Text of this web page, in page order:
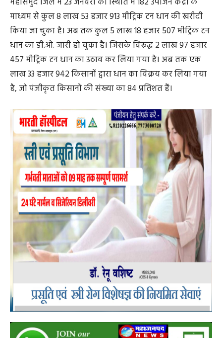
उल्लेखनीय है कि खरीफ विपणन वर्ष 2025-26 में राज्य शासन के
मंशानुरूप जिले में धान खरीदी का कार्य सुचारू रूप से जारी है।
महासमुंद जिले में 23 जनवरी की स्थिति में 182 उपार्जन केंद्रों के
माध्यम से कुल 8 लाख 53 हजार 913 मीट्रिक टन धान की खरीदी
किया जा चुका है। अब तक कुल 5 लाख 18 हजार 507 मीट्रिक टन
धान का डी.ओ. जारी हो चुका है। जिसके विरूद्ध 2 लाख 97 हजार
457 मीट्रिक टन धान का उठाव कर लिया गया है। अब तक एक
लाख 33 हजार 942 किसानों द्वारा धान का विक्रय कर लिया गया
है, जो पंजीकृत किसानों की संख्या का 84 प्रतिशत हैं।